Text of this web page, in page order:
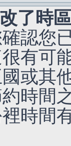
了時
認您
有可
或其
約時間
時間